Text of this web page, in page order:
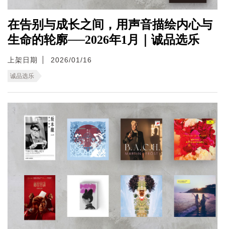
在告别与成长之间，用声音描绘内心与
生命的轮廓──2026年1月｜诚品选乐
上架日期 2026/01/16
诚品选乐